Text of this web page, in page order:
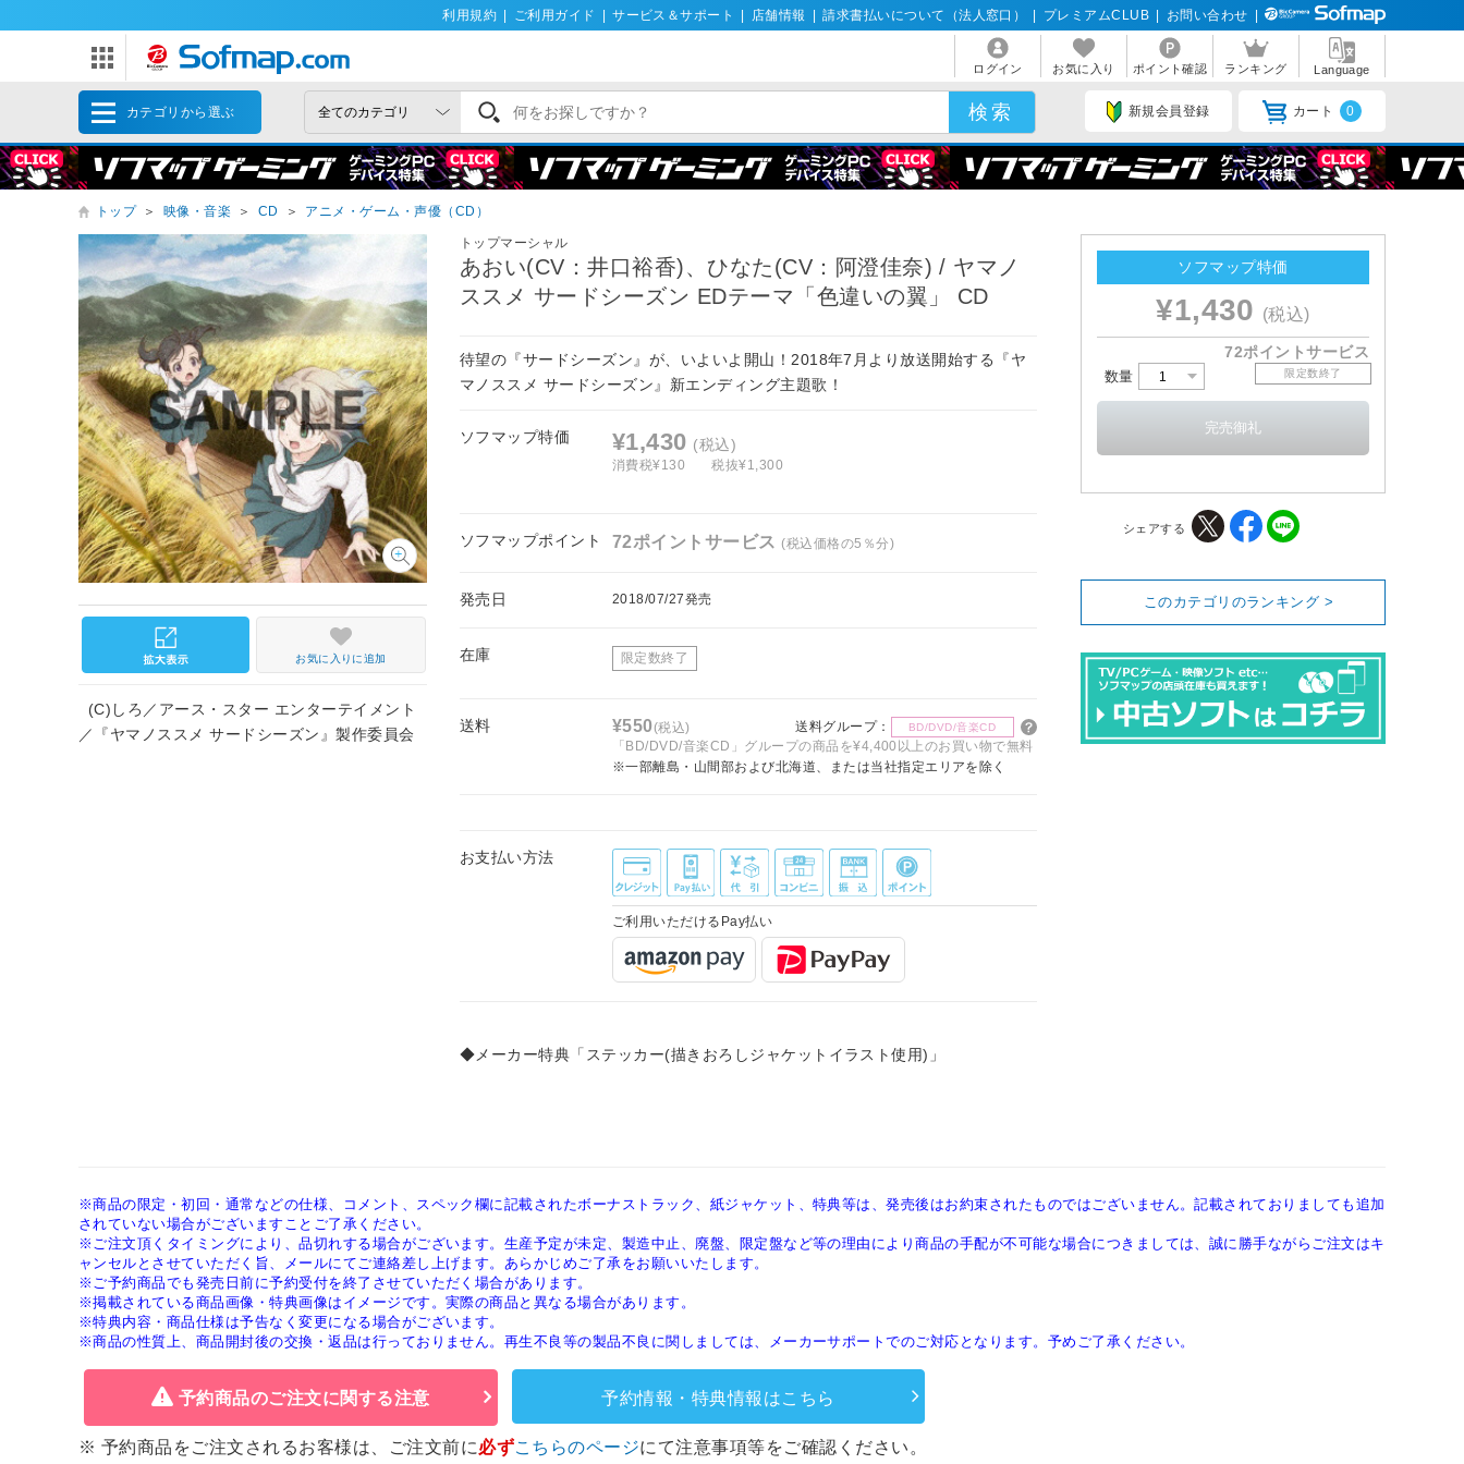
利用規約 ご利用ガイド サービス＆サポート 店舗情報 請求書払いについて（法人窓口） プレミアムCLUB お問い合わせ
ログイン お気に入り ポイント確認 ランキング Language
カテゴリから選ぶ 新規会員登録 カート 0
トップ ＞ 映像・音楽 ＞ CD ＞ アニメ・ゲーム・声優（CD）
トップマーシャル
あおい(CV：井口裕香)、ひなた(CV：阿澄佳奈) / ヤマノ
ススメ サードシーズン EDテーマ「色違いの翼」 CD
待望の『サードシーズン』が、いよいよ開山！2018年7月より放送開始する『ヤ
マノススメ サードシーズン』新エンディング主題歌！
ソフマップ特価 ¥1,430 (税込)
消費税¥130 税抜¥1,300
ソフマップポイント 72ポイントサービス(税込価格の5％分)
発売日 2018/07/27発売
在庫 限定数終了
送料 ¥550(税込) 送料グループ： BD/DVD/音楽CD
「BD/DVD/音楽CD」グループの商品を¥4,400以上のお買い物で無料
※一部離島・山間部および北海道、または当社指定エリアを除く
お支払い方法
ご利用いただけるPay払い
◆メーカー特典「ステッカー(描きおろしジャケットイラスト使用)」
お気に入りに追加
(C)しろ／アース・スター エンターテイメント
／『ヤマノススメ サードシーズン』製作委員会
ソフマップ特価
¥1,430 (税込)
72ポイントサービス
数量 限定数終了
シェアする
このカテゴリのランキング >
※商品の限定・初回・通常などの仕様、コメント、スペック欄に記載されたボーナストラック、紙ジャケット、特典等は、発売後はお約束されたものではございません。記載されておりましても追加
されていない場合がございますことご了承ください。
※ご注文頂くタイミングにより、品切れする場合がございます。生産予定が未定、製造中止、廃盤、限定盤など等の理由により商品の手配が不可能な場合につきましては、誠に勝手ながらご注文はキ
ャンセルとさせていただく旨、メールにてご連絡差し上げます。あらかじめご了承をお願いいたします。
※ご予約商品でも発売日前に予約受付を終了させていただく場合があります。
※掲載されている商品画像・特典画像はイメージです。実際の商品と異なる場合があります。
※特典内容・商品仕様は予告なく変更になる場合がございます。
※商品の性質上、商品開封後の交換・返品は行っておりません。再生不良等の製品不良に関しましては、メーカーサポートでのご対応となります。予めご了承ください。
予約商品のご注文に関する注意 予約情報・特典情報はこちら
※ 予約商品をご注文されるお客様は、ご注文前に必ずこちらのページにて注意事項等をご確認ください。